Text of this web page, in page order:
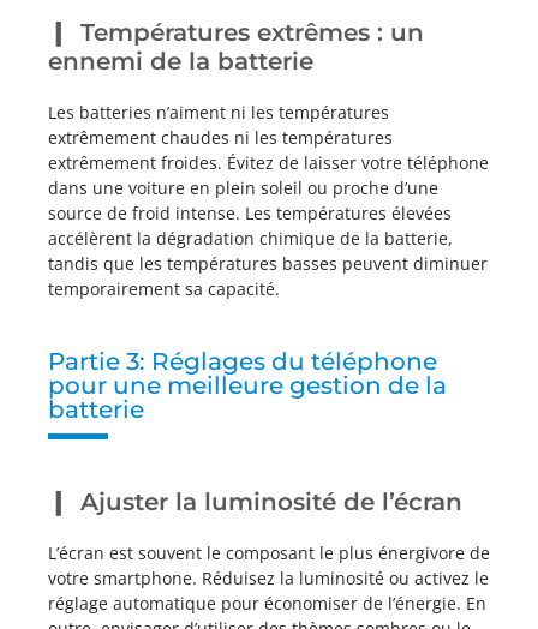
Températures extrêmes : un
ennemi de la batterie
Les batteries n’aiment ni les températures
extrêmement chaudes ni les températures
extrêmement froides. Évitez de laisser votre téléphone
dans une voiture en plein soleil ou proche d’une
source de froid intense. Les températures élevées
accélèrent la dégradation chimique de la batterie,
tandis que les températures basses peuvent diminuer
temporairement sa capacité.
Partie 3: Réglages du téléphone
pour une meilleure gestion de la
batterie
Ajuster la luminosité de l’écran
L’écran est souvent le composant le plus énergivore de
votre smartphone. Réduisez la luminosité ou activez le
réglage automatique pour économiser de l’énergie. En